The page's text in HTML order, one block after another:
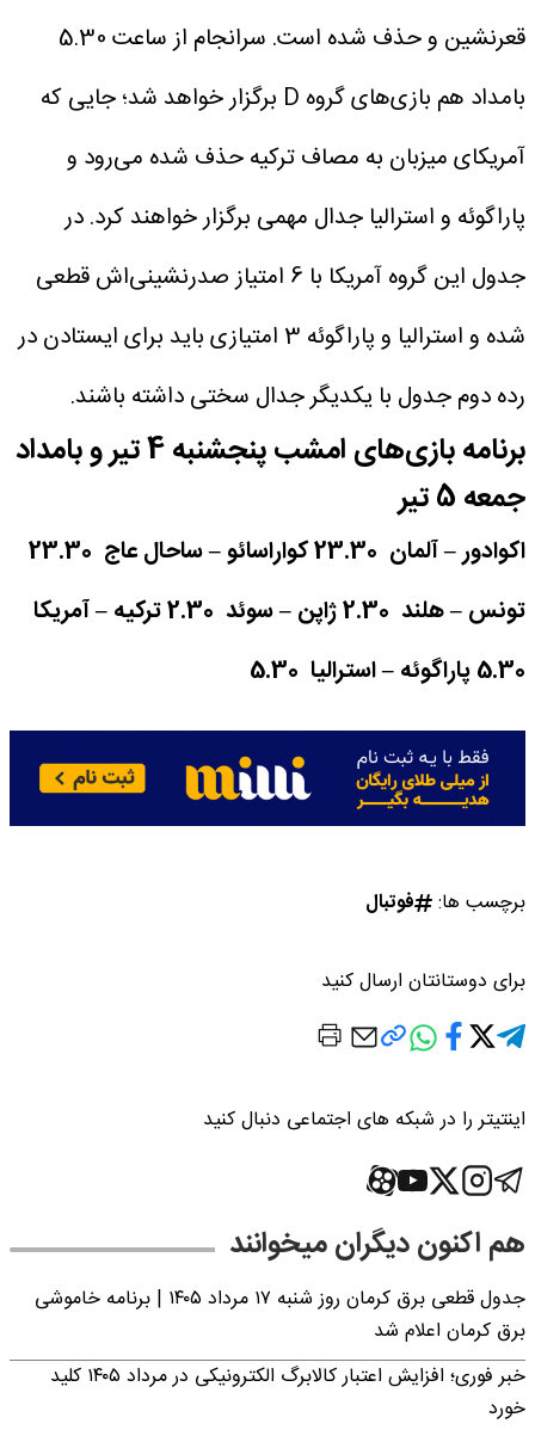
قعرنشین و حذف شده است.
سرانجام از ساعت 5.30
بامداد هم بازی‌های گروه D برگزار خواهد شد؛ جایی که
آمریکای میزبان به مصاف ترکیه حذف شده می‌رود و
پاراگوئه و استرالیا جدال مهمی برگزار خواهند کرد. در
جدول این گروه آمریکا با 6 امتیاز صدرنشینی‌اش قطعی
شده و استرالیا و پاراگوئه 3 امتیازی باید برای ایستادن در
رده دوم جدول با یکدیگر جدال سختی داشته باشند.
برنامه بازی‌های امشب پنجشنبه 4 تیر و بامداد
جمعه 5 تیر
اکوادور – آلمان 23.30
کواراسائو – ساحال عاج 23.30
تونس – هلند 2.30
ژاپن – سوئد 2.30
ترکیه – آمریکا
5.30پاراگوئه – استرالیا 5.30
برچسب ها: فوتبال
برای دوستانتان ارسال کنید
اینتیتر را در شبکه های اجتماعی دنبال کنید
هم اکنون دیگران میخوانند
جدول قطعی برق کرمان روز شنبه ۱۷ مرداد ۱۴۰۵ | برنامه خاموشی
برق کرمان اعلام شد
خبر فوری؛ افزایش اعتبار کالابرگ الکترونیکی در مرداد ۱۴۰۵ کلید
خورد